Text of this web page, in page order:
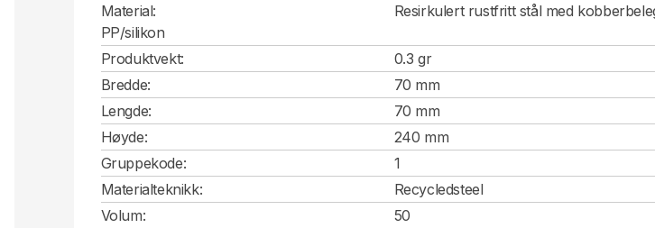
Material:
Resirkulert rustfritt stål med
PP/silikon
Produktvekt:
0.3 gr
Bredde:
70 mm
Lengde:
70 mm
Høyde:
240 mm
Gruppekode:
1
Materialteknikk:
Recycledsteel
Volum:
50